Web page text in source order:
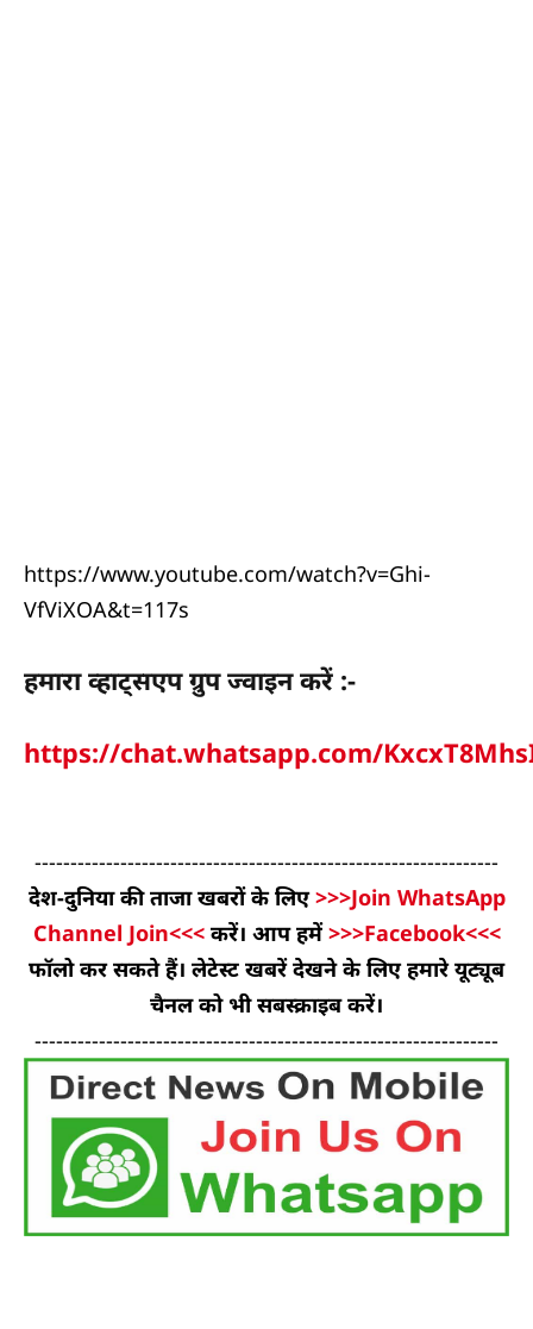
https://www.youtube.com/watch?v=Ghi-
VfViXOA&t=117s
हमारा व्हाट्सएप ग्रुप ज्वाइन करें :-
https://chat.whatsapp.com/
-----------------------------------------------------------------
देश-दुनिया की ताजा खबरों के लिए>>>Join WhatsApp
Channel Join<<< करें। आप हमें>>>Facebook<<<
फॉलो कर सकते हैं। लेटेस्ट खबरें देखने के लिए हमारे यूट्यूब
चैनल को भी सबस्क्राइब करें।
-----------------------------------------------------------------